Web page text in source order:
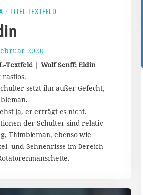
/ TITEL-TEXTFELD
2020
5
.
a
2
0
2
0
Textfeld | Wolf Senff: Eldin
rastlos.
setzt ihn außer Gefecht,
ja, er erträgt es nicht.
der Schulter sind relativ
Thimbleman, ebenso wie
und Sehnenrisse im Bereich